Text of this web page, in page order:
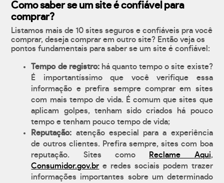
Como saber se um site é confiável para
comprar?
Listamos mais de 10 sites seguros e confiáveis pra você
comprar, deseja comprar em outro site? Então veja os
pontos fundamentais para saber se um site é confiável:
Tempo de registro:há quanto tempo o site existe?
É importantíssimo que você verifique essa
informação e prefira sempre comprar em sites
com mais tempo de vida. É comum que sites que
aplicam golpes, tenham sido criados há pouco
tempo e tenham pouco tempo de vida;
Reputação: atenção especial para a experiência
de outros clientes. Prefira sempre, sites com boa
reputação. Sites como
Reclame Aqui,
Consumidor.gov.br e redes sociais podem trazer
informações importantes sobre um determinado